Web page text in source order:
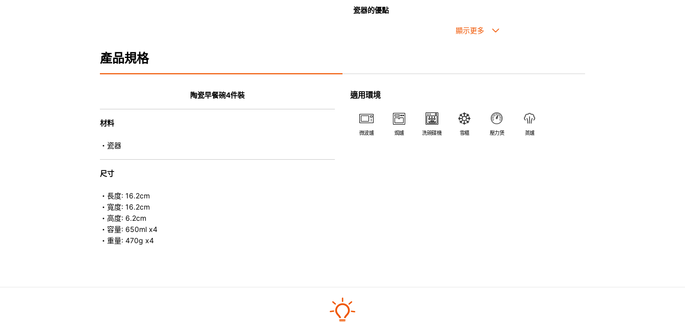
瓷器的優點
• 耐熱性極佳，適用於微波爐，也可放入焗爐，耐熱程度高達260℃。
• 即使經常使用亦不會容易吸取食物氣味。
*不可直接用於熱源上
產品規格
陶瓷早餐碗4件裝
材料
・瓷器
尺寸
・長度: 16.2cm
・寬度: 16.2cm
・高度: 6.2cm
・容量: 650ml x4
・重量: 470g x4
適用環境
微波爐 焗爐 洗碗碟機 雪櫃 壓力煲 蒸爐